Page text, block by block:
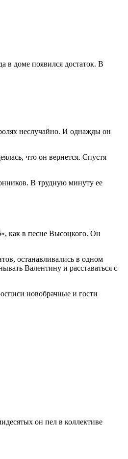
в доме появился достаток. В
неслучайно. И однажды он
что он вернется. Спустя
В трудную минуту ее
как в песне Высоцкого. Он
останавливались в одном
Валентину и расставаться с
новобрачные и гости
он пел в коллективе